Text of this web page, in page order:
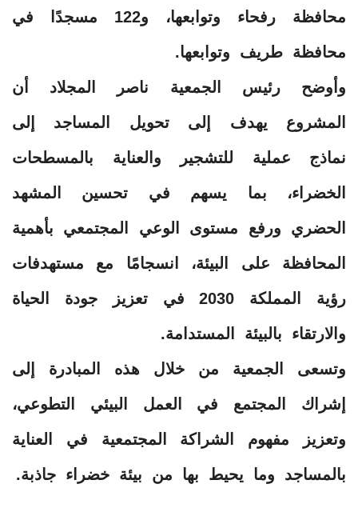
محافظة رفحاء وتوابعها، و122 مسجدًا في
محافظة طريف وتوابعها.
وأوضح رئيس الجمعية ناصر المجلاد أن
المشروع يهدف إلى تحويل المساجد إلى
نماذج عملية للتشجير والعناية بالمسطحات
الخضراء، بما يسهم في تحسين المشهد
الحضري ورفع مستوى الوعي المجتمعي بأهمية
المحافظة على البيئة، انسجامًا مع مستهدفات
رؤية المملكة 2030 في تعزيز جودة الحياة
والارتقاء بالبيئة المستدامة.
وتسعى الجمعية من خلال هذه المبادرة إلى
إشراك المجتمع في العمل البيئي التطوعي،
وتعزيز مفهوم الشراكة المجتمعية في العناية
بالمساجد وما يحيط بها من بيئة خضراء جاذبة.